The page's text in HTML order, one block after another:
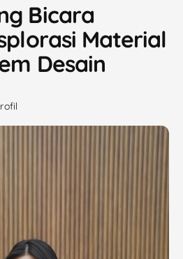
Bicara
Material
Desain